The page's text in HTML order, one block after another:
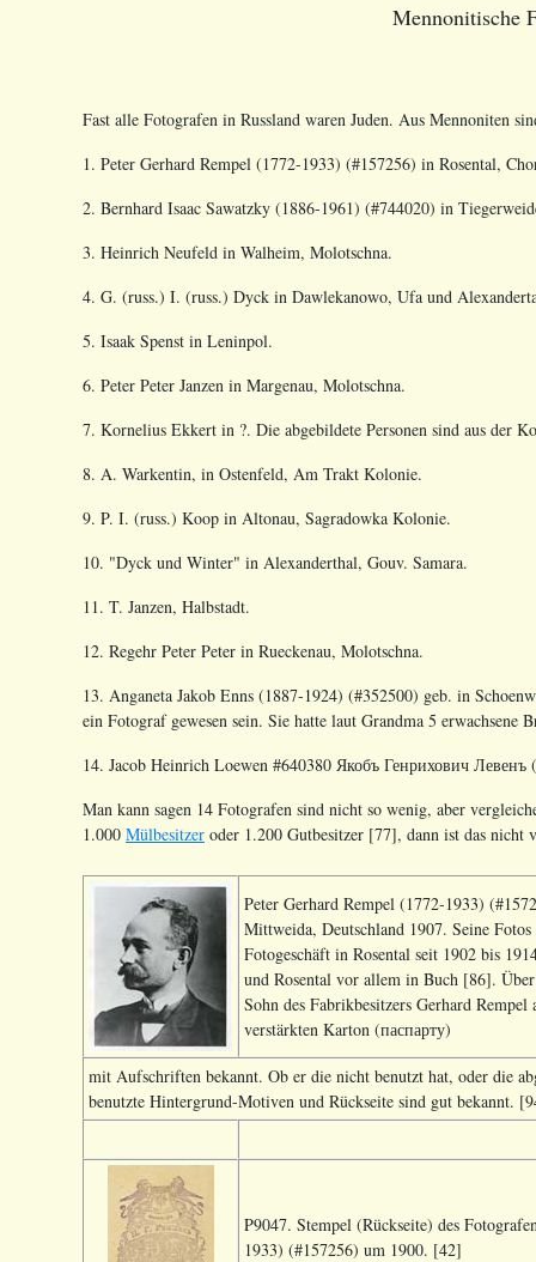
Mennonitische
Fast alle Fotografen in Russland waren Juden. Aus Mennoniten
1. Peter Gerhard Rempel (1772-1933) (#157256) in Rosental,
2. Bernhard Isaac Sawatzky (1886-1961) (#744020) in
3. Heinrich Neufeld in Walheim, Molotschna.
4. G. (russ.) I. (russ.) Dyck in Dawlekanowo, Ufa und
5. Isaak Spenst in Leninpol.
6. Peter Peter Janzen in Margenau, Molotschna.
7. Kornelius Ekkert in ?. Die abgebildete Personen sind aus der
8. A. Warkentin, in Ostenfeld, Am Trakt Kolonie.
9. P. I. (russ.) Koop in Altonau, Sagradowka Kolonie.
10. "Dyck und Winter" in Alexanderthal, Gouv. Samara.
11. T. Janzen, Halbstadt.
12. Regehr Peter Peter in Rueckenau, Molotschna.
13. Anganeta Jakob Enns (1887-1924) (#352500) geb. in
ein Fotograf gewesen sein. Sie hatte laut Grandma 5 erwachsene
14. Jacob Heinrich Loewen #640380 Якобъ Генрихович
Man kann sagen 14 Fotografen sind nicht so wenig, aber
1.000 Mülbesitzer oder 1.200 Gutbesitzer [77], dann ist das nicht
Peter Gerhard Rempel (1772-1933)
Mittweida, Deutschland 1907. Seine
Fotogeschäft in Rosental seit 1902 bis
und Rosental vor allem in Buch [86].
Sohn des Fabrikbesitzers Gerhard
verstärkten Karton (паспарту)
mit Aufschriften bekannt. Ob er die nicht benutzt hat, oder die
benutzte Hintergrund-Motiven und Rückseite sind gut bekannt.
P9047. Stempel (Rückseite) des
1933) (#157256) um 1900. [42]